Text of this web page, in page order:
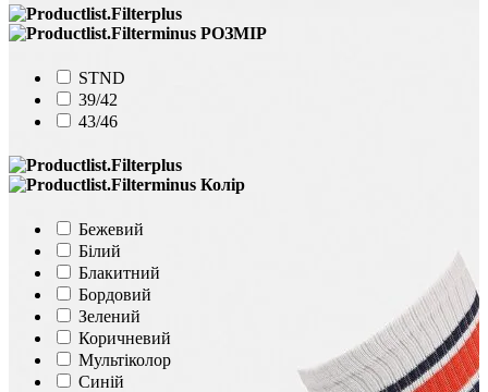
РОЗМІР
STND
39/42
43/46
Колір
Бежевий
Білий
Блакитний
Бордовий
Зелений
Коричневий
Мультіколор
Синій